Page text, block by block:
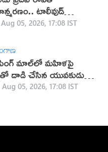
టాలీవుడ్
విమర్శలు
Aug 05, 2026, 17:08 IST
మాల్‌లో మహిళపై
దాడి చేసిన యువకుడు
Aug 05, 2026, 17:08 IST